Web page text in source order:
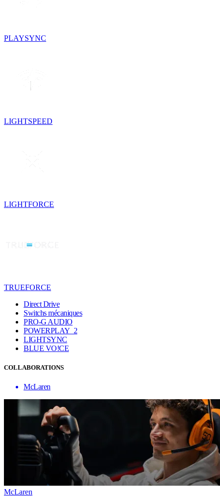
PLAYSYNC
LIGHTSPEED
LIGHTFORCE
TRUEFORCE
Direct Drive
Switchs mécaniques
PRO-G AUDIO
POWERPLAY 2
LIGHTSYNC
BLUE VO!CE
COLLABORATIONS
McLaren
McLaren